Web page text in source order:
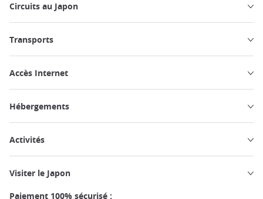
Circuits au Japon
Transports
Accès Internet
Hébergements
Activités
Visiter le Japon
Paiement 100% sécurisé :